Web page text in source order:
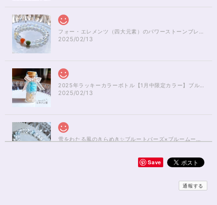
フォー・エレメンツ（四大元素）のパワーストーンブレスレット✨レインボーオーラ16cm
2025/02/13
2025年ラッキーカラーボトル【1月中限定カラー】ブルーアパタイト×ルチルクォーツさざれ石
2025/02/13
雪をわたる風のきらめき✨ブルートパーズ×ブルームーンストーンブレスレット17cm
ョンが上がりました！ ラッピングも可愛く、梱包もすごく丁寧で袋を開け
るのが 勿体無いくらいでした！ おまけで付いてきたさざれも可愛くて綺麗
Save
通報する